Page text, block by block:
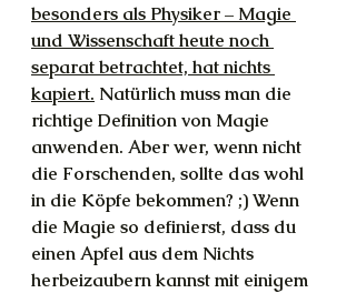
besonders als Physiker – Magie
und Wissenschaft heute noch
separat betrachtet, hat nichts
kapiert. Natürlich muss man die
richtige Definition von Magie
anwenden. Aber wer, wenn nicht
die Forschenden, sollte das wohl
in die Köpfe bekommen? ;) Wenn
die Magie so definierst, dass du
einen Apfel aus dem Nichts
herbeizaubern kannst mit einigem